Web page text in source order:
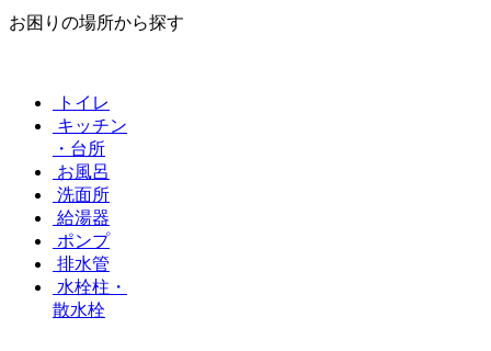
お困りの場所から探す
トイレ
キッチン
・台所
お風呂
洗面所
給湯器
ポンプ
排水管
水栓柱・
散水栓